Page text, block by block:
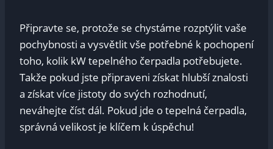
Připravte se, protože se chystáme rozptýlit vaše
pochybnosti a vysvětlit vše potřebné k pochopení
toho, kolik kW tepelného čerpadla potřebujete.
Takže pokud jste připraveni získat hlubší znalosti
a získat více jistoty do svých rozhodnutí,
neváhejte číst dál. Pokud jde o tepelná čerpadla,
správná velikost je klíčem k úspěchu!